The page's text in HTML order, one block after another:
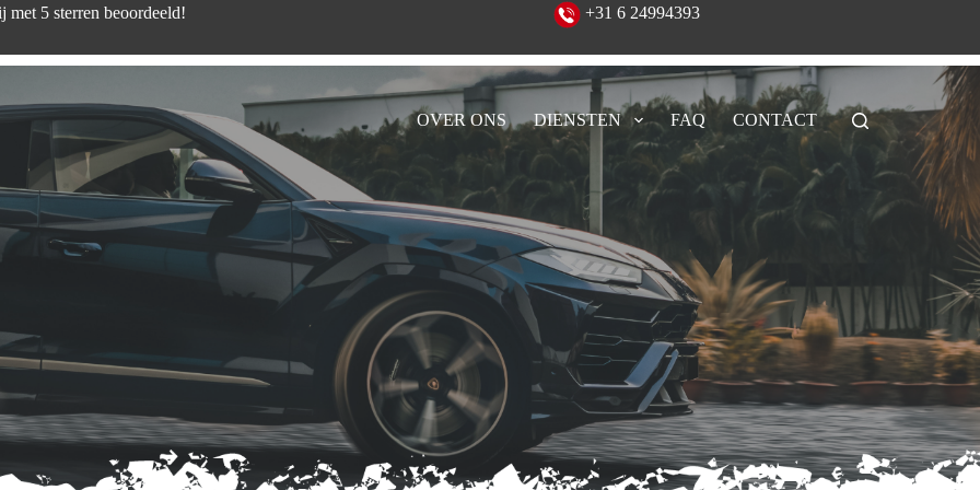
zijn wij met 5 sterren beoordeeld! +31 6 24994393
OVER ONS DIENSTEN FAQ CONTACT